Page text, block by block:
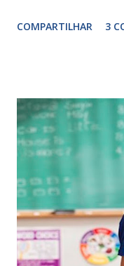
exercitação. E
sempre as
isso ressalta trabalho.
EXPRESSÕES PARA
escreve O aluno não
conceitos, está em
Apresenta
Ainda não
ambiente...
COMPARTILHAR 3